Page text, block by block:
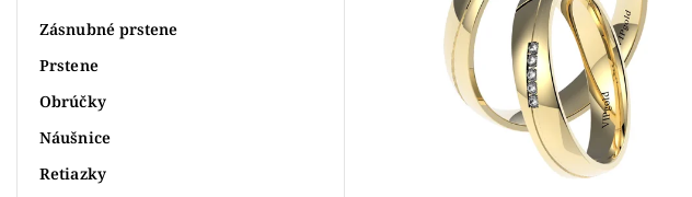
Zásnubné prstene
Prstene
Obrúčky
Náušnice
Retiazky